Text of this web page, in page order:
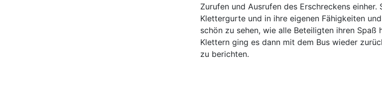
Zurufen und Ausrufen des Erschreckens
Klettergurte und in ihre eigenen Fähigkeiten
schön zu sehen, wie alle Beteiligten ihren
Klettern ging es dann mit dem Bus wieder
zu berichten.